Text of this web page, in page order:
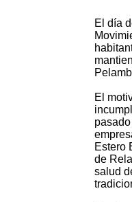
El día
El
Estero
de
salud